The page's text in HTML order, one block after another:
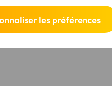
les préférences